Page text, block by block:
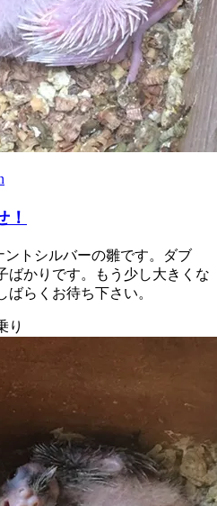
！
トシルバーの雛です。ダブ
ばかりです。もう少し大きくな
らくお待ち下さい。
り